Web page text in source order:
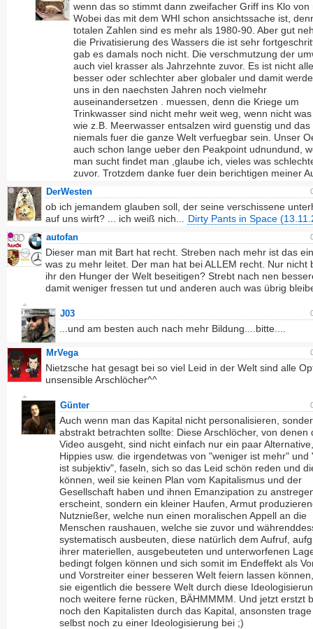
wenn das so stimmt dann zweifacher Griff ins Klo von
Wobei das mit dem WHI schon ansichtssache ist,
totalen Zahlen sind es mehr als 1980-90. Aber gut
die Privatisierung des Wassers die ist sehr
gab es damals noch nicht. Die verschmutzung der
auch viel krasser als Jahrzehnte zuvor. Es ist nicht
besser oder schlechter aber globaler und damit
uns in den naechsten Jahren noch vielmehr
auseinandersetzen . muessen, denn die Kriege um
Trinkwasser sind nicht mehr weit weg, wenn nicht
wie z.B. Meerwasser entsalzen wird guenstig und das
niemals fuer die ganze Welt verfuegbar sein. Unser
auch schon lange ueber den Peakpoint udnundund,
man sucht findet man ,glaube ich, vieles was
zuvor. Trotzdem danke fuer dein berichtigen meiner
DerWesten
ob ich jemandem glauben soll, der seine verschissene
auf uns wirft? ... ich weiß nich...
Dirty Pants in Space
autofan
Dieser man mit Bart hat recht. Streben nach mehr ist das
was zu mehr leitet. Der man hat bei ALLEM recht. Nur nicht
ihr den Hunger der Welt beseitigen? Strebt nach nen
damit weniger fressen tut und anderen auch was übrig
J03
...und am besten auch nach mehr Bildung....bitte....
MrVega
Nietzsche hat gesagt bei so viel Leid in der Welt sind alle
unsensible Arschlöcher^^
Günter
Auch wenn man das Kapital nicht personalisieren,
abstrakt betrachten sollte: Diese Arschlöcher, von denen
Video ausgeht, sind nicht einfach nur ein paar
Hippies usw. die irgendetwas von "weniger ist mehr" und
ist subjektiv", faseln, sich so das Leid schön reden und
können, weil sie keinen Plan vom Kapitalismus und der
Gesellschaft haben und ihnen Emanzipation zu
erscheint, sondern ein kleiner Haufen, Armut
Nutznießer, welche nun einen moralischen Appell an die
Menschen raushauen, welche sie zuvor und
systematisch ausbeuten, diese natürlich dem Aufruf,
ihrer materiellen, ausgebeuteten und unterworfenen
bedingt folgen können und sich somit im Endeffekt als
und Vorstreiter einer besseren Welt feiern lassen
sie eigentlich die bessere Welt durch diese
noch weitere ferne rücken, BÄHMMMM. Und jetzt erstzt
noch den Kapitalisten durch das Kapital, ansonsten
selbst noch zu einer Ideologisierung bei ;)